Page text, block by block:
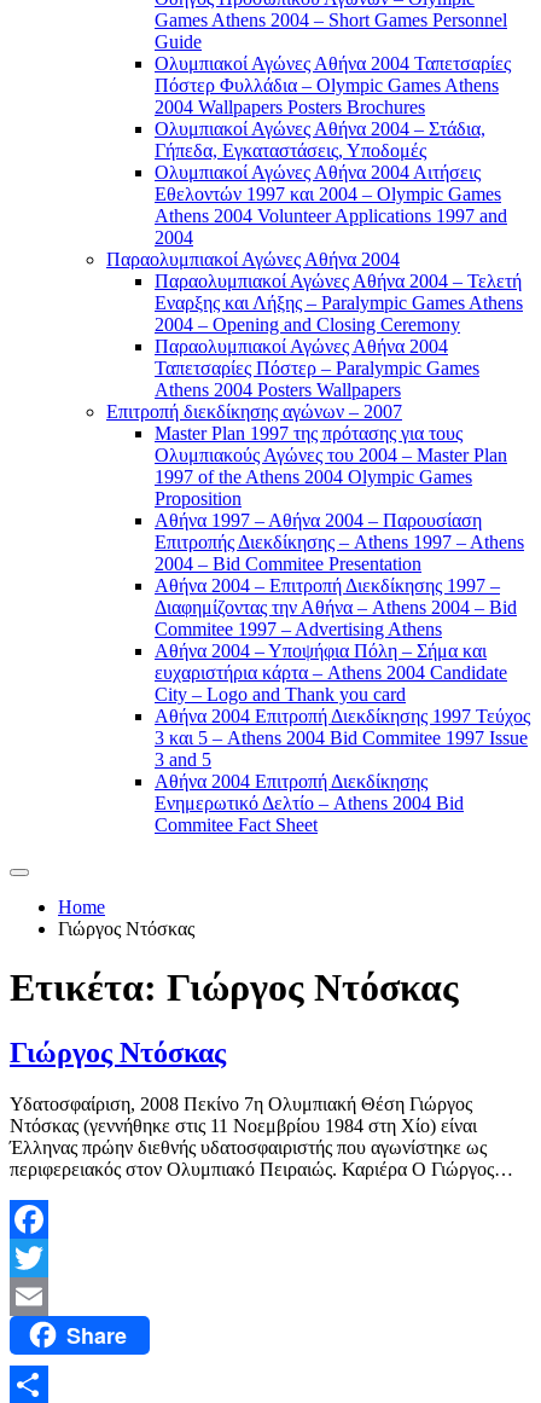
Games Athens 2004 – Short Games Personnel
Guide
Ολυμπιακοί Αγώνες Αθήνα 2004 Ταπετσαρίες
Πόστερ Φυλλάδια – Olympic Games Athens
2004 Wallpapers Posters Brochures
Ολυμπιακοί Αγώνες Αθήνα 2004 – Στάδια,
Γήπεδα, Εγκαταστάσεις, Υποδομές
Ολυμπιακοί Αγώνες Αθήνα 2004 Αιτήσεις
Εθελοντών 1997 και 2004 – Olympic Games
Athens 2004 Volunteer Applications 1997 and
2004
Παραολυμπιακοί Αγώνες Αθήνα 2004
Παραολυμπιακοί Αγώνες Αθήνα 2004 – Τελετή
Εναρξης και Λήξης – Paralympic Games Athens
2004 – Opening and Closing Ceremony
Παραολυμπιακοί Αγώνες Αθήνα 2004
Ταπετσαρίες Πόστερ – Paralympic Games
Athens 2004 Posters Wallpapers
Επιτροπή διεκδίκησης αγώνων – 2007
Master Plan 1997 της πρότασης για τους
Ολυμπιακούς Αγώνες του 2004 – Master Plan
1997 of the Athens 2004 Olympic Games
Proposition
Αθήνα 1997 – Αθήνα 2004 – Παρουσίαση
Επιτροπής Διεκδίκησης – Athens 1997 – Athens
2004 – Bid Commitee Presentation
Αθήνα 2004 – Επιτροπή Διεκδίκησης 1997 –
Διαφημίζοντας την Αθήνα – Athens 2004 – Bid
Commitee 1997 – Advertising Athens
Αθήνα 2004 – Υποψήφια Πόλη – Σήμα και
ευχαριστήρια κάρτα – Athens 2004 Candidate
City – Logo and Thank you card
Αθήνα 2004 Επιτροπή Διεκδίκησης 1997 Τεύχος
3 και 5 – Athens 2004 Bid Commitee 1997 Issue
3 and 5
Αθήνα 2004 Επιτροπή Διεκδίκησης
Ενημερωτικό Δελτίο – Athens 2004 Bid
Commitee Fact Sheet
Home
Γιώργος Ντόσκας
Ετικέτα: Γιώργος Ντόσκας
Γιώργος Ντόσκας
Υδατοσφαίριση, 2008 Πεκίνο 7η Ολυμπιακή Θέση Γιώργος
Ντόσκας (γεννήθηκε στις 11 Νοεμβρίου 1984 στη Χίο) είναι
Έλληνας πρώην διεθνής υδατοσφαιριστής που αγωνίστηκε ως
περιφερειακός στον Ολυμπιακό Πειραιώς. Καριέρα Ο Γιώργος…
Facebook
Twitter
Email Share